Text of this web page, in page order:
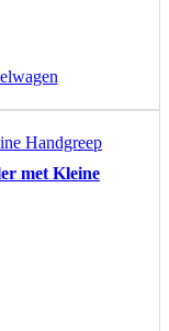
met Kleine